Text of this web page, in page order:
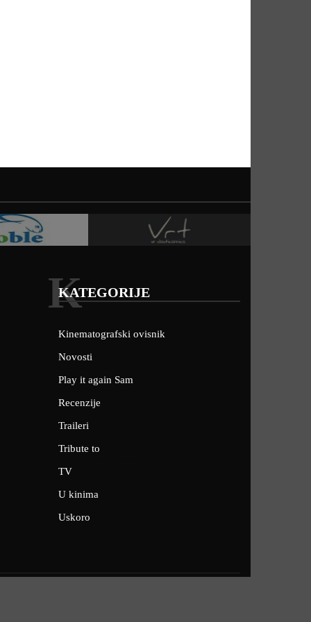
KATEGORIJE
K
Kinematografski ovisnik
Novosti
Play it again Sam
Recenzije
Traileri
Tribute to
TV
U kinima
Uskoro